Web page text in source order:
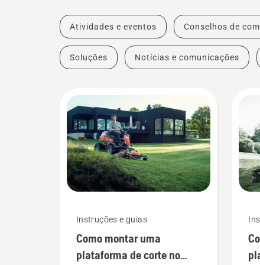
Atividades e eventos Conselhos de
Soluções Notícias e comunicações
Instruções e guias
Como montar uma
plataforma de corte no